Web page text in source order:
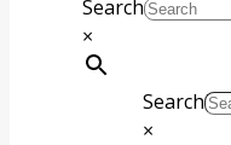
Search
×
Search
×